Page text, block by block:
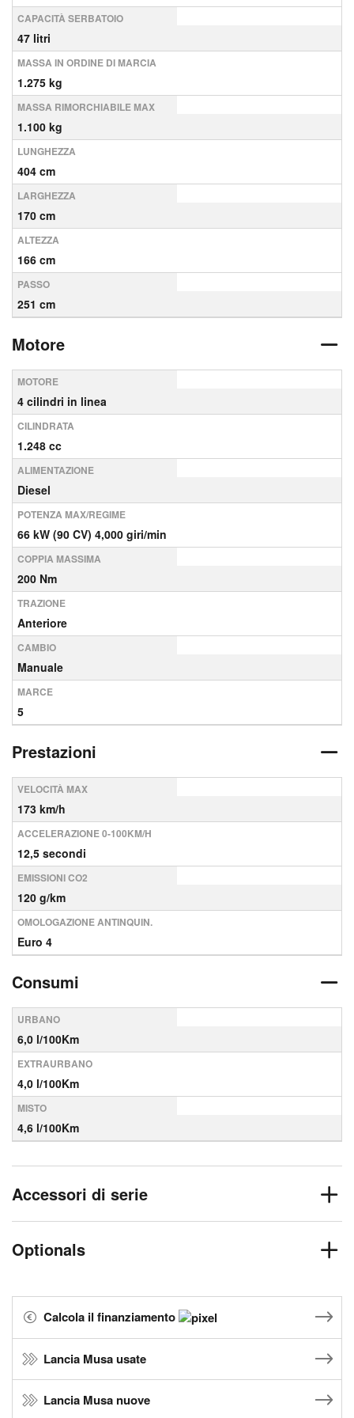
CAPACITÀ SERBATOIO
47 litri
MASSA IN ORDINE DI MARCIA
1.275 kg
MASSA RIMORCHIABILE MAX
1.100 kg
LUNGHEZZA
404 cm
LARGHEZZA
170 cm
ALTEZZA
166 cm
PASSO
251 cm
Motore
MOTORE
4 cilindri in linea
CILINDRATA
1.248 cc
ALIMENTAZIONE
Diesel
POTENZA MAX/REGIME
66 kW (90 CV) 4,000 giri/min
COPPIA MASSIMA
200 Nm
TRAZIONE
Anteriore
CAMBIO
Manuale
MARCE
5
Prestazioni
VELOCITÀ MAX
173 km/h
ACCELERAZIONE 0-100KM/H
12,5 secondi
EMISSIONI CO2
120 g/km
OMOLOGAZIONE ANTINQUIN.
Euro 4
Consumi
URBANO
6,0 l/100Km
EXTRAURBANO
4,0 l/100Km
MISTO
4,6 l/100Km
Accessori di serie
Optionals
Calcola il finanziamento
Lancia Musa usate
Lancia Musa nuove